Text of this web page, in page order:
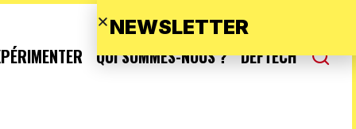
QUI SOMMES-NOUS ? DEFTECH
NEWSLETTER